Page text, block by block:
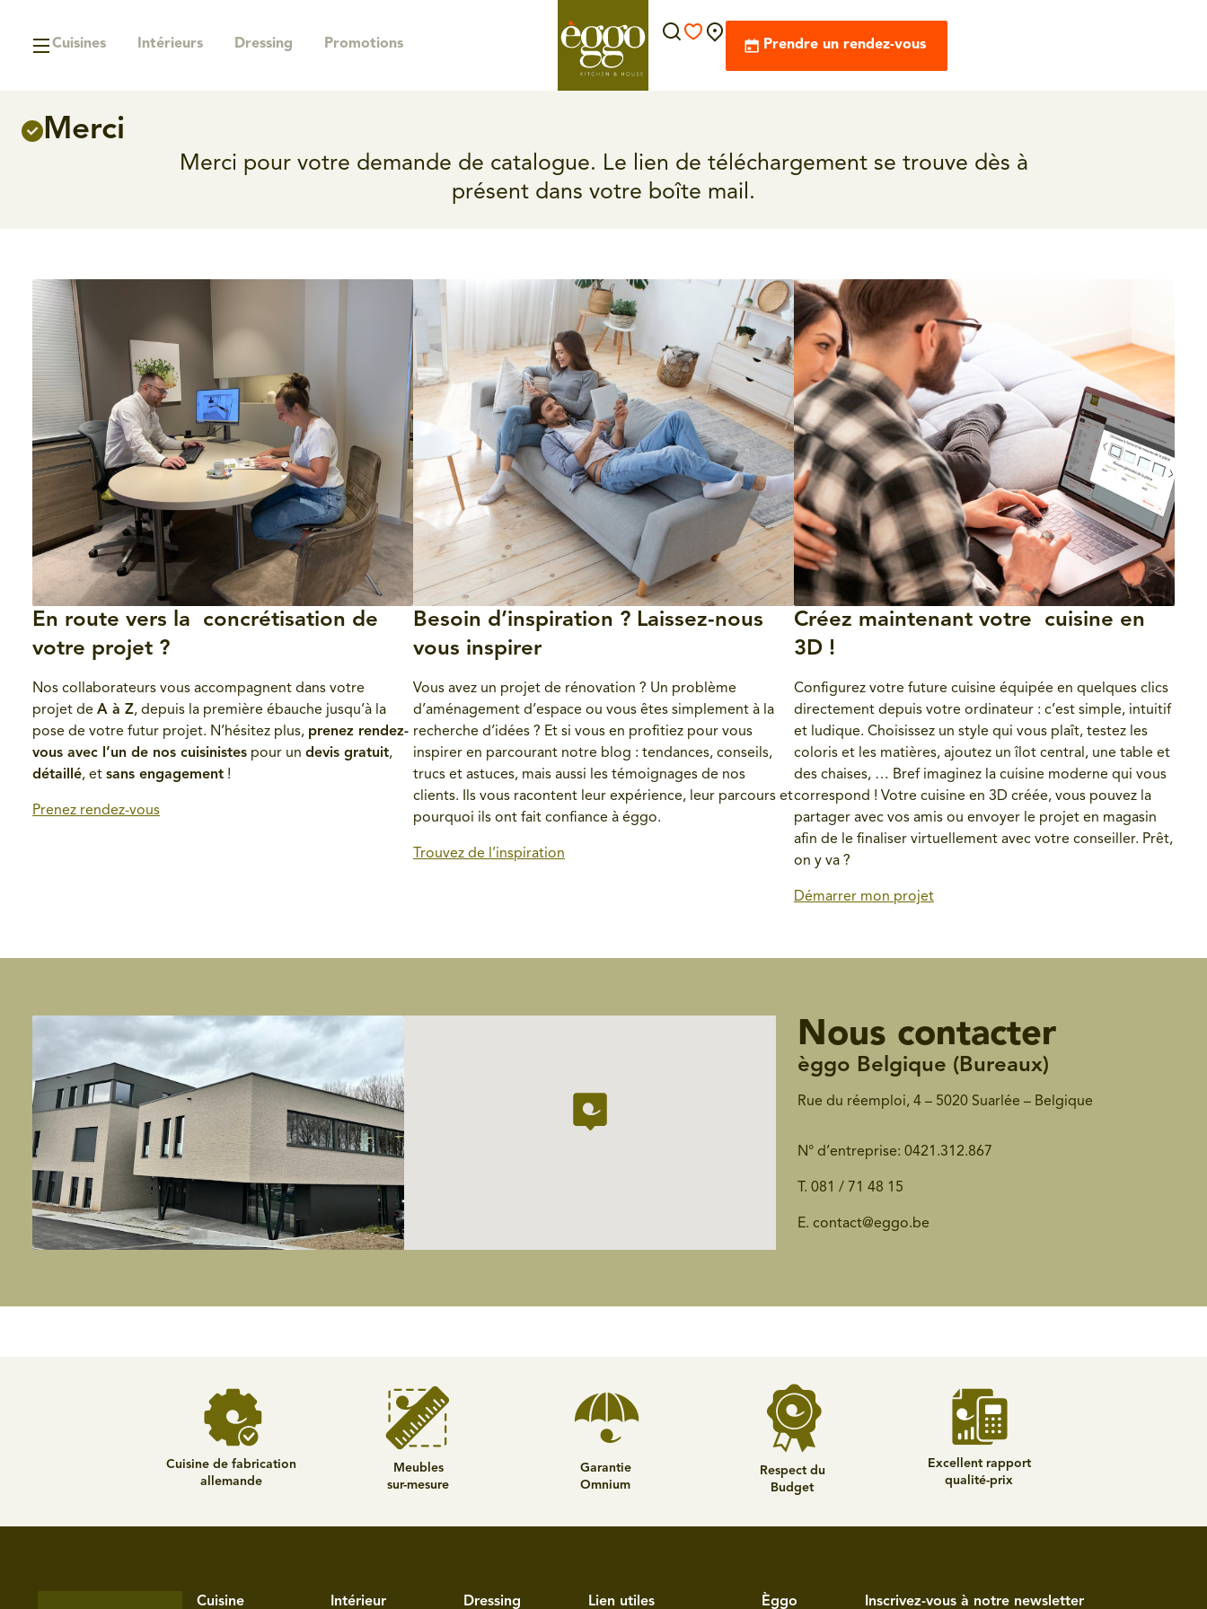
Cuisines Intérieurs Dressing Promotions Prendre un rendez-vous
Merci
Merci pour votre demande de catalogue. Le lien de téléchargement se trouve dès à
présent dans votre boîte mail.
En route vers la concrétisation de
votre projet ?
Nos collaborateurs vous accompagnent dans votre
projet de A à Z, depuis la première ébauche jusqu’à la
pose de votre futur projet. N’hésitez plus, prenez rendez-
vous avec l’un de nos cuisinistes pour un devis gratuit,
détaillé, et sans engagement !
Prenez rendez-vous
Besoin d’inspiration ? Laissez-nous
vous inspirer
Vous avez un projet de rénovation ? Un problème
d’aménagement d’espace ou vous êtes simplement à la
recherche d’idées ? Et si vous en profitiez pour vous
inspirer en parcourant notre blog : tendances, conseils,
trucs et astuces, mais aussi les témoignages de nos
clients. Ils vous racontent leur expérience, leur parcours et
pourquoi ils ont fait confiance à éggo.
Trouvez de l’inspiration
Créez maintenant votre cuisine en
3D !
Configurez votre future cuisine équipée en quelques clics
directement depuis votre ordinateur : c’est simple, intuitif
et ludique. Choisissez un style qui vous plaît, testez les
coloris et les matières, ajoutez un îlot central, une table et
des chaises, … Bref imaginez la cuisine moderne qui vous
correspond ! Votre cuisine en 3D créée, vous pouvez la
partager avec vos amis ou envoyer le projet en magasin
afin de le finaliser virtuellement avec votre conseiller. Prêt,
on y va ?
Démarrer mon projet
Nous contacter
èggo Belgique (Bureaux)
Rue du réemploi, 4 – 5020 Suarlée – Belgique
N° d’entreprise: 0421.312.867
T. 081 / 71 48 15
E. contact@eggo.be
Cuisine de fabrication
allemande
Meubles
sur-mesure
Garantie
Omnium
Respect du
Budget
Excellent rapport
qualité-prix
Cuisine Intérieur Dressing Lien utiles Èggo Inscrivez-vous à notre newsletter